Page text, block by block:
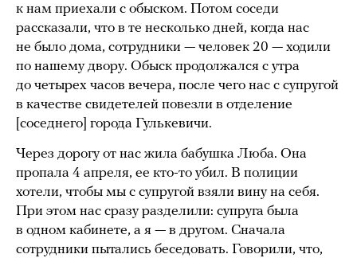
к нам приехали с обыском. Потом соседи
рассказали, что в те несколько дней, когда нас
не было дома, сотрудники — человек 20 — ходили
по нашему двору. Обыск продолжался с утра
до четырех часов вечера, после чего нас с супругой
в качестве свидетелей повезли в отделение
[соседнего] города Гулькевичи.
Через дорогу от нас жила бабушка Люба. Она
пропала 4 апреля, ее кто-то убил. В полиции
хотели, чтобы мы с супругой взяли вину на себя.
При этом нас сразу разделили: супруга была
в одном кабинете, а я — в другом. Сначала
сотрудники пытались беседовать. Говорили, что,